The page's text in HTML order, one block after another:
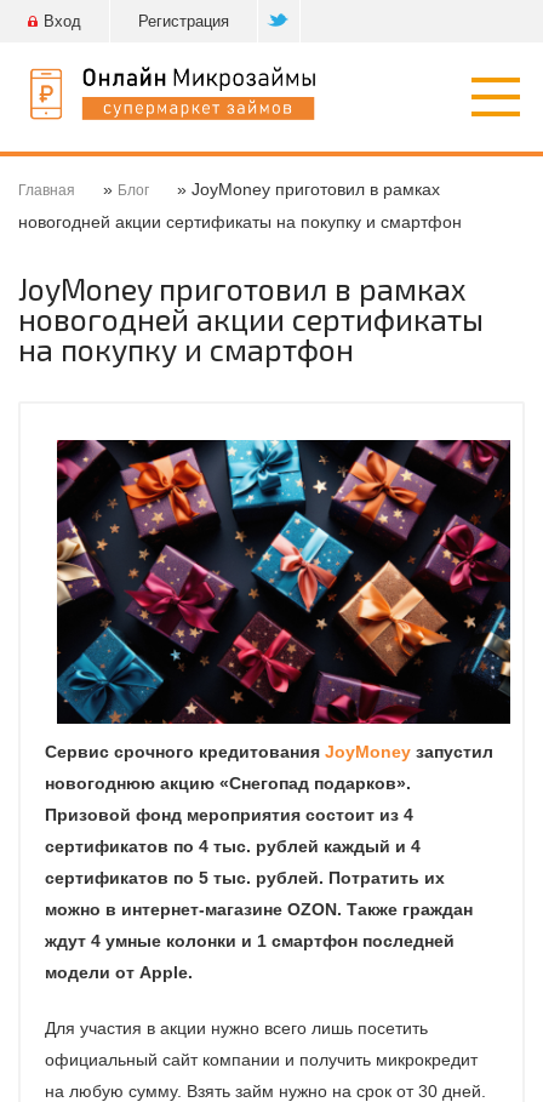
Вход Регистрация
Главная » Блог
» JoyMoney приготовил в рамках
новогодней акции сертификаты на покупку и смартфон
JoyMoney приготовил в рамках
новогодней акции сертификаты
на покупку и смартфон
Сервис срочного кредитования JoyMoney запустил
новогоднюю акцию «Снегопад подарков».
Призовой фонд мероприятия состоит из 4
сертификатов по 4 тыс. рублей каждый и 4
сертификатов по 5 тыс. рублей. Потратить их
можно в интернет-магазине OZON. Также граждан
ждут 4 умные колонки и 1 смартфон последней
модели от Apple.
Для участия в акции нужно всего лишь посетить
официальный сайт компании и получить микрокредит
на любую сумму. Взять займ нужно на срок от 30 дней.